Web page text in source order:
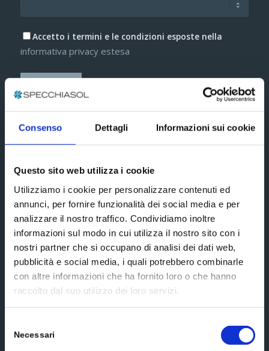
Consenso Dettagli Informazioni sui cookie
Questo sito web utilizza i cookie
Utilizziamo i cookie per personalizzare contenuti ed
annunci, per fornire funzionalità dei social media e per
analizzare il nostro traffico. Condividiamo inoltre
informazioni sul modo in cui utilizza il nostro sito con i
nostri partner che si occupano di analisi dei dati web,
pubblicità e social media, i quali potrebbero combinarle
con altre informazioni che ha fornito loro o che hanno
raccolto dal suo utilizzo dei loro servizi.
delNecessari
Accetto i termini e le condizioni esposte nella
informativa privacy estesa
Social media
Scrivici un messaggio